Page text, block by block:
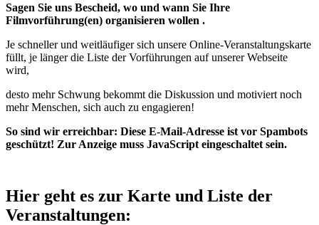
Sagen Sie uns Bescheid, wo und wann Sie Ihre
Filmvorführung(en) organisieren wollen .
Je schneller und weitläufiger sich unsere Online-Veranstaltungskarte
füllt, je länger die Liste der Vorführungen auf unserer Webseite
wird,
desto mehr Schwung bekommt die Diskussion und motiviert noch
mehr Menschen, sich auch zu engagieren!
So sind wir erreichbar: Diese E-Mail-Adresse ist vor Spambots
geschützt! Zur Anzeige muss JavaScript eingeschaltet sein.
Hier geht es zur Karte und Liste der
Veranstaltungen: